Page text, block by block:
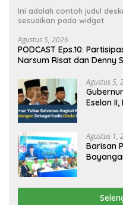
Ini adalah contoh judul
sesuaikan pada widget
Agustus 5, 2026
PODCAST Eps.10:
Narsum Risat dan Denny
Agustus 5,
Gubernur Sulut
Eselon
Agustus 1,
Barisan